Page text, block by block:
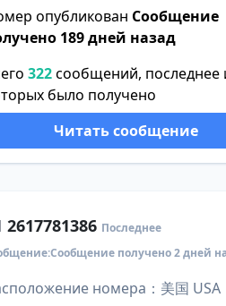
опубликован Сообщение
189 дней назад
322сообщений, последнее
было получено
Читать сообщение
2617781386 Последнее
получено 2 дней
номера：美国 USA